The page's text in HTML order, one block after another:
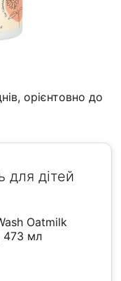
орієнтовно до
дітей
Oatmilk
473 мл